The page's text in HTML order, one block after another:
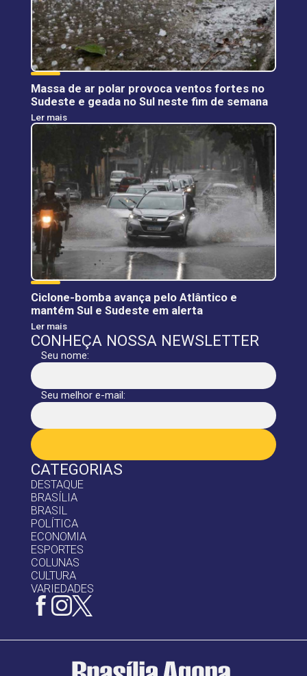
CATEGORIAS
DESTAQUE
BRASÍLIA
BRASIL
POLÍTICA
ECONOMIA
ESPORTES
COLUNAS
CULTURA
VARIEDADES
Massa de ar polar provoca ventos fortes no
Sudeste e geada no Sul neste fim de semana
Ler mais
Ciclone-bomba avança pelo Atlântico e
mantém Sul e Sudeste em alerta
Ler mais
CONHEÇA NOSSA NEWSLETTER
Seu nome:
Seu melhor e-mail: